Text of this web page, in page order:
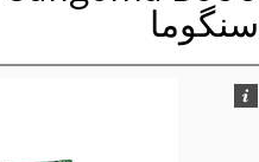
سنگوما